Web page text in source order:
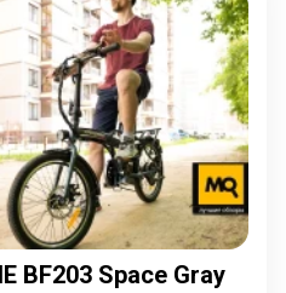
BF203 Space Gray